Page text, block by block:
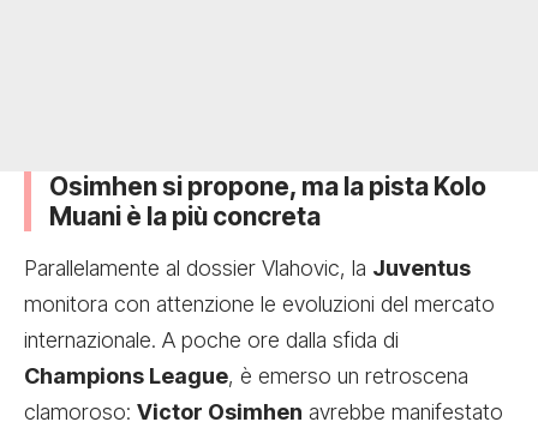
Osimhen si propone, ma la pista Kolo
Muani è la più concreta
Parallelamente al dossier Vlahovic, la Juventus
monitora con attenzione le evoluzioni del mercato
internazionale. A poche ore dalla sfida di
Champions League, è emerso un retroscena
clamoroso: Victor Osimhen avrebbe manifestato